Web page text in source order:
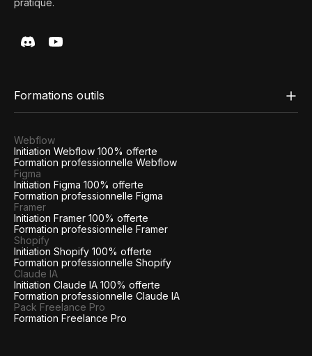
Formations outils
Webflow
Initiation Webflow 100% offerte
Formation professionnelle Webflow
Figma
Initiation Figma 100% offerte
Formation professionnelle Figma
Framer
Initiation Framer 100% offerte
Formation professionnelle Framer
Shopify
Initiation Shopify 100% offerte
Formation professionnelle Shopify
Claude IA
Initiation Claude IA 100% offerte
Formation professionnelle Claude IA
Pack Freelance Pro
Formation Freelance Pro